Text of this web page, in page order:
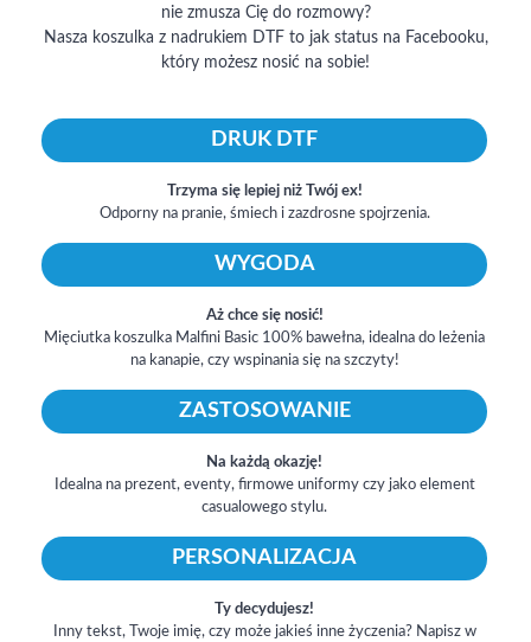
nie zmusza Cię do rozmowy?
Nasza koszulka z nadrukiem DTF to jak status na Facebooku,
który możesz nosić na sobie!
DRUK DTF
Trzyma się lepiej niż Twój ex!
Odporny na pranie, śmiech i zazdrosne spojrzenia.
WYGODA
Aż chce się nosić!
Mięciutka koszulka Malfini Basic 100% bawełna, idealna do leżenia
na kanapie, czy wspinania się na szczyty!
ZASTOSOWANIE
Na każdą okazję!
Idealna na prezent, eventy, firmowe uniformy czy jako element
casualowego stylu.
PERSONALIZACJA
Ty decydujesz!
Inny tekst, Twoje imię, czy może jakieś inne życzenia? Napisz w